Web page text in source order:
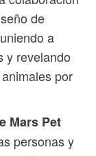
de
a
y revelando
por
Mars Pet
personas y